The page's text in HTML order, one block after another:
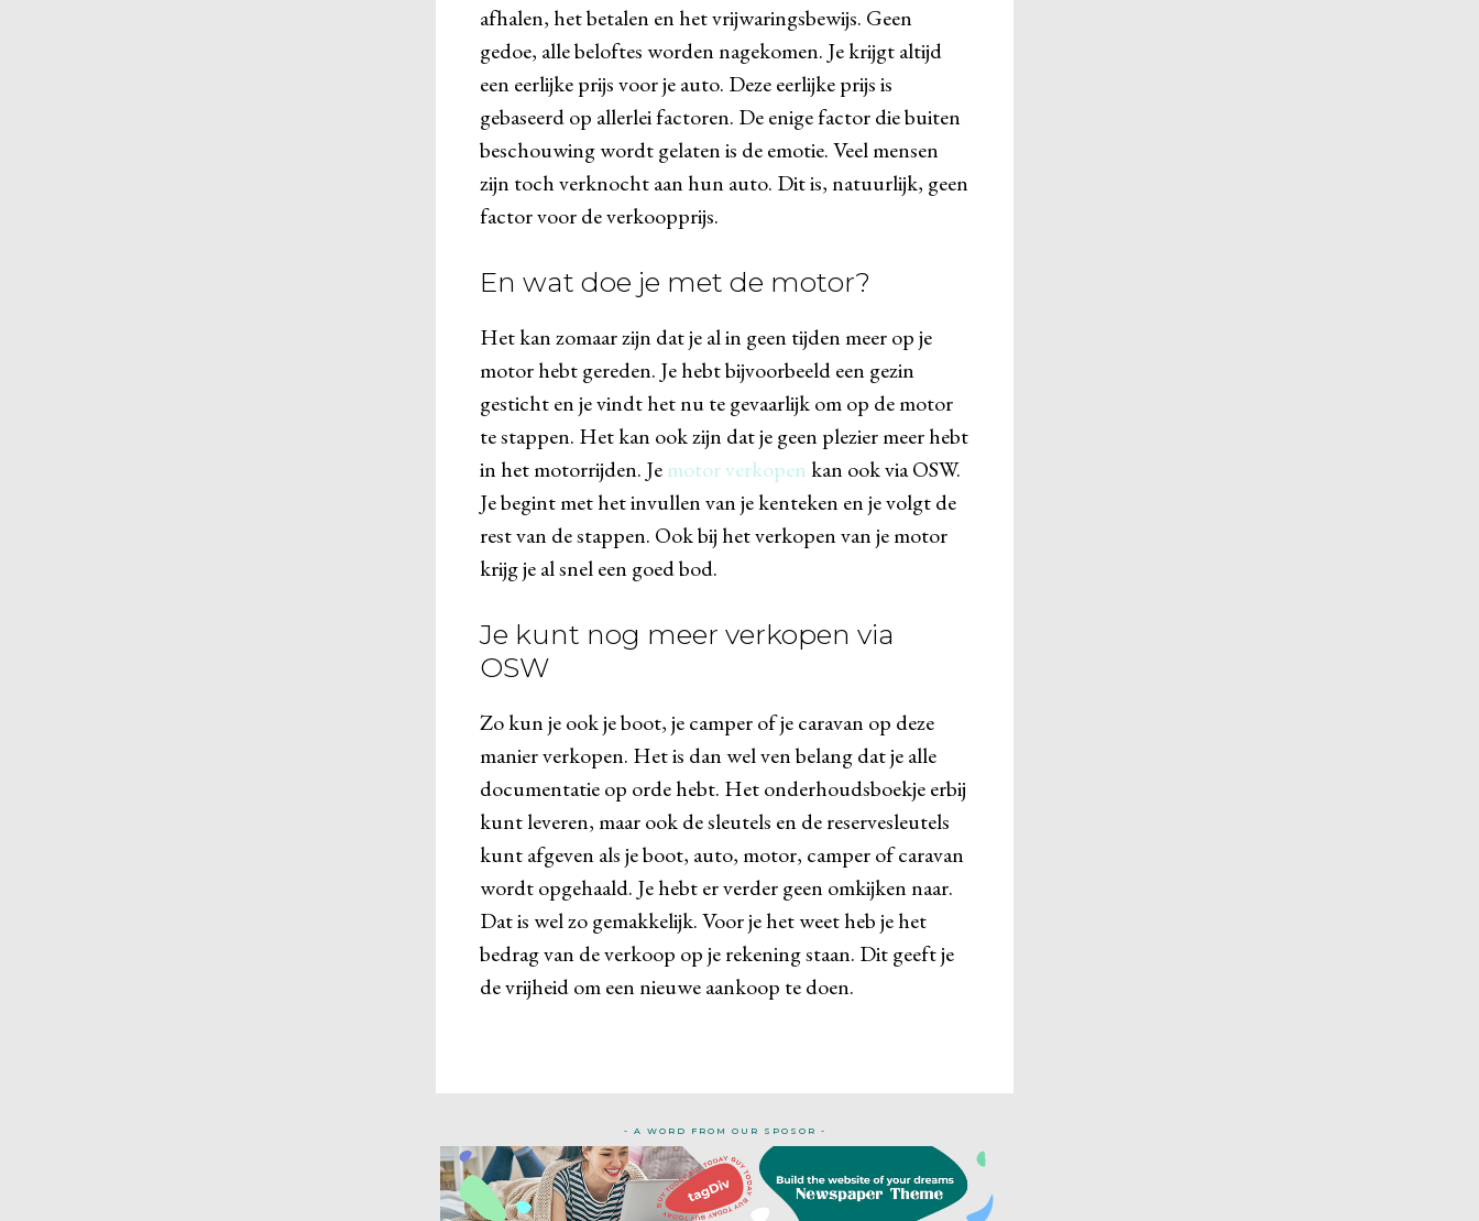
afhalen, het betalen en het vrijwaringsbewijs. Geen
gedoe, alle beloftes worden nagekomen. Je krijgt altijd
een eerlijke prijs voor je auto. Deze eerlijke prijs is
gebaseerd op allerlei factoren. De enige factor die buiten
beschouwing wordt gelaten is de emotie. Veel mensen
zijn toch verknocht aan hun auto. Dit is, natuurlijk, geen
factor voor de verkoopprijs.
En wat doe je met de motor?
Het kan zomaar zijn dat je al in geen tijden meer op je
motor hebt gereden. Je hebt bijvoorbeeld een gezin
gesticht en je vindt het nu te gevaarlijk om op de motor
te stappen. Het kan ook zijn dat je geen plezier meer hebt
in het motorrijden. Jemotor verkopenkan ook via OSW.
Je begint met het invullen van je kenteken en je volgt de
rest van de stappen. Ook bij het verkopen van je motor
krijg je al snel een goed bod.
Je kunt nog meer verkopen via
OSW
Zo kun je ook je boot, je camper of je caravan op deze
manier verkopen. Het is dan wel ven belang dat je alle
documentatie op orde hebt. Het onderhoudsboekje erbij
kunt leveren, maar ook de sleutels en de reservesleutels
kunt afgeven als je boot, auto, motor, camper of caravan
wordt opgehaald. Je hebt er verder geen omkijken naar.
Dat is wel zo gemakkelijk. Voor je het weet heb je het
bedrag van de verkoop op je rekening staan. Dit geeft je
de vrijheid om een nieuwe aankoop te doen.
- A WORD FROM OUR SPOSOR -